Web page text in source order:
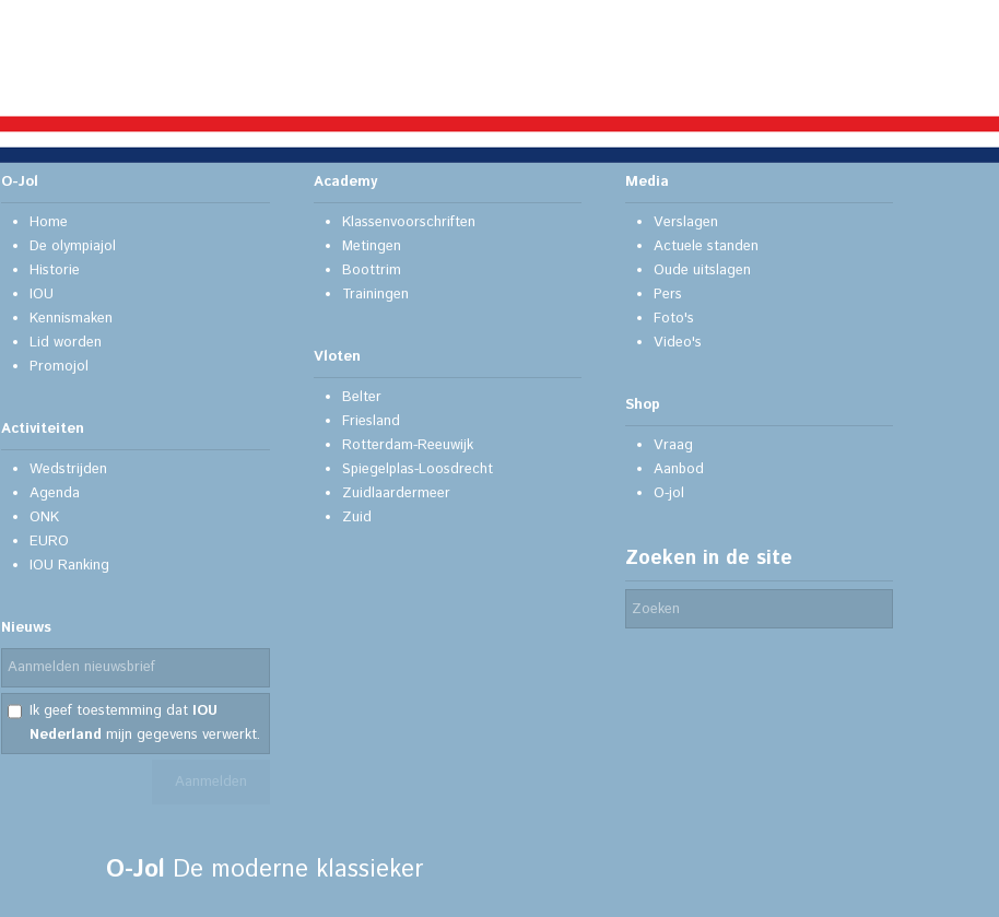
O-Jol
Home
De olympiajol
Historie
IOU
Kennismaken
Lid worden
Promojol
Activiteiten
Wedstrijden
Agenda
ONK
EURO
IOU Ranking
Nieuws
Ik geef toestemming dat IOU
Nederland mijn gegevens verwerkt.
Academy
Klassenvoorschriften
Metingen
Boottrim
Trainingen
Vloten
Belter
Friesland
Rotterdam-Reeuwijk
Spiegelplas-Loosdrecht
Zuidlaardermeer
Zuid
Media
Verslagen
Actuele standen
Oude uitslagen
Pers
Foto's
Video's
Shop
Vraag
Aanbod
O-jol
Zoeken in de site
O-Jol De moderne klassieker